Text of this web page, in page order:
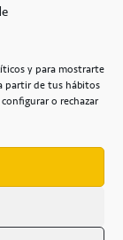
y para mostrarte
partir de tus hábitos
o rechazar
COOKIES /